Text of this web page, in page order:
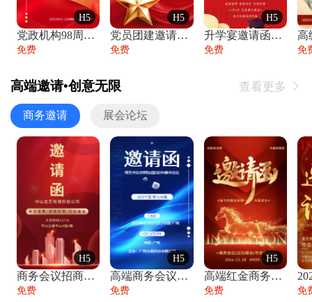
H5
党政机构98周年八一建军节庆祝晚会活动邀
免费
H5
党员团建邀请函党建活动风采党会工作汇报总
免费
H5
升学宴邀请函喜报金榜题名高端谢师宴邀请函
免费 免
高端邀请•创意无限 查看更多 
商务邀请 展会论坛
H5
商务会议招商展会科技峰会邀请函年会邀请
免费
H5
高端商务会议招商加盟展会峰会论坛邀请函
免费
H5
高端红金商务会议年会年终盛典答谢邀请函
免费 免